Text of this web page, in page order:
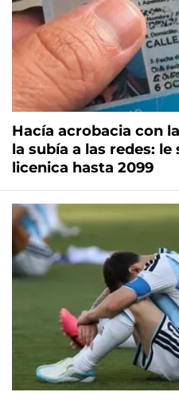
Hacía acrobacia con
la subía a las redes:
licenica hasta 2099